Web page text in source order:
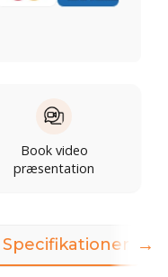
Book video
præsentation
→